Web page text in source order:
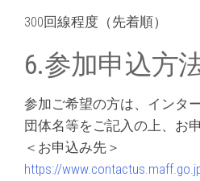
300回線程度（先着順）
6.参加申込方
参加ご希望の方は、インタ
団体名等をご記入の上、お
＜お申込み先＞
https://